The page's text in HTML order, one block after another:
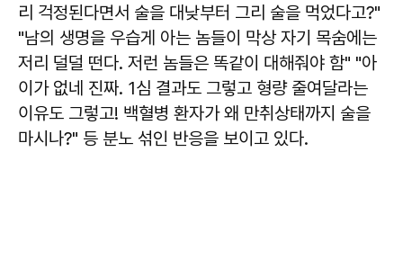
리 걱정된다면서 술을 대낮부터 그리 술을 먹었다고?"
"남의 생명을 우습게 아는 놈들이 막상 자기 목숨에는
저리 덜덜 떤다. 저런 놈들은 똑같이 대해줘야 함" "아
이가 없네 진짜. 1심 결과도 그렇고 형량 줄여달라는
이유도 그렇고! 백혈병 환자가 왜 만취상태까지 술을
마시나?" 등 분노 섞인 반응을 보이고 있다.